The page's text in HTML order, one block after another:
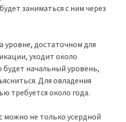
заниматься с ним через
уровне, достаточном для
уходит около
будет начальный уровень,
Для овладения
требуется около года.
можно не только усердной